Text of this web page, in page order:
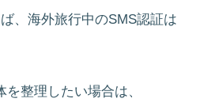
、海外旅行中のSMS認証は
整理したい場合は、